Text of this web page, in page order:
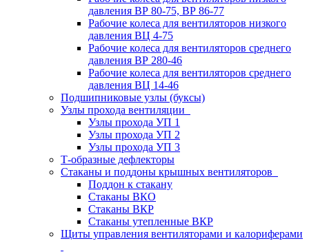
давления ВР 80-75, ВР 86-77
Рабочие колеса для вентиляторов низкого
давления ВЦ 4-75
Рабочие колеса для вентиляторов среднего
давления ВР 280-46
Рабочие колеса для вентиляторов среднего
давления ВЦ 14-46
Подшипниковые узлы (буксы)
Узлы прохода вентиляции
Узлы прохода УП 1
Узлы прохода УП 2
Узлы прохода УП 3
Т-образные дефлекторы
Стаканы и поддоны крышных вентиляторов
Поддон к стакану
Стаканы ВКО
Стаканы ВКР
Стаканы утепленные ВКР
Щиты управления вентиляторами и калориферами